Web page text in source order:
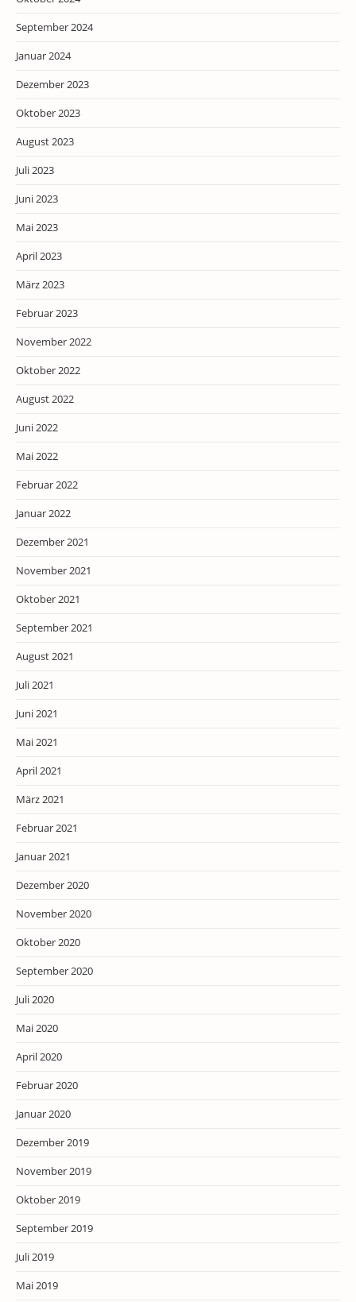
September 2024
Januar 2024
Dezember 2023
Oktober 2023
August 2023
Juli 2023
Juni 2023
Mai 2023
April 2023
März 2023
Februar 2023
November 2022
Oktober 2022
August 2022
Juni 2022
Mai 2022
Februar 2022
Januar 2022
Dezember 2021
November 2021
Oktober 2021
September 2021
August 2021
Juli 2021
Juni 2021
Mai 2021
April 2021
März 2021
Februar 2021
Januar 2021
Dezember 2020
November 2020
Oktober 2020
September 2020
Juli 2020
Mai 2020
April 2020
Februar 2020
Januar 2020
Dezember 2019
November 2019
Oktober 2019
September 2019
Juli 2019
Mai 2019